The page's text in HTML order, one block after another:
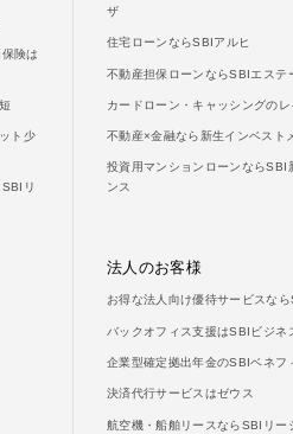
険は
ト少
リ
ザ
住宅ローンならSBIアルヒ
不動産担保ローンならSBIエステ
カードローン・キャッシングのレ
不動産×金融なら新生インベスト
投資用マンションローンならSBI
ンス
法人のお客様
お得な法人向け優待サービスな
バックオフィス支援はSBIビジネ
企業型確定拠出年金のSBIベネフ
決済代行サービスはゼウス
航空機・船舶リースならSBIリー